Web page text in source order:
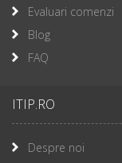
Evaluari comenzi
Blog
FAQ
ITIP.RO
Despre noi